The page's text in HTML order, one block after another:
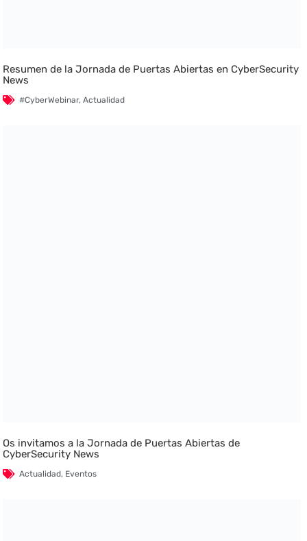
Resumen de la Jornada de Puertas Abiertas en CyberSecurity
News
#CyberWebinar,Actualidad
Os invitamos a la Jornada de Puertas Abiertas de
CyberSecurity News
Actualidad, Eventos